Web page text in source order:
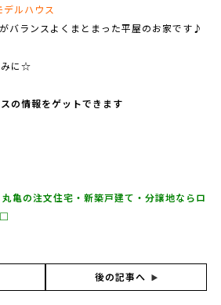
ルハウス
バランスよくまとまった平屋のお家です♪
みに☆
の情報をゲットできます
の注文住宅・新築⼾建て・分譲地な らロ
後の記事へ